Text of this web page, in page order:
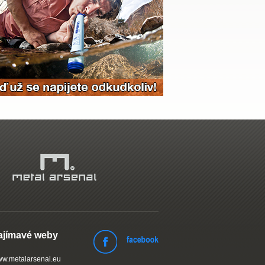
weby